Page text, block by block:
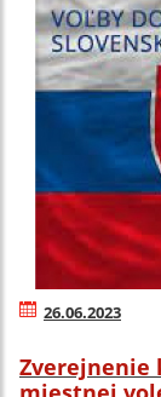
26.06.2023
Zverejnenie